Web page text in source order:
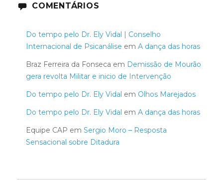
COMENTÁRIOS
Do tempo pelo Dr. Ely Vidal | Conselho
Internacional de Psicanálise em A dança das horas
Braz Ferreira da Fonseca em Demissão de Mourão
gera revolta Militar e inicio de Intervenção
Do tempo pelo Dr. Ely Vidal em Olhos Marejados
Do tempo pelo Dr. Ely Vidal em A dança das horas
Equipe CAP em Sergio Moro – Resposta
Sensacional sobre Ditadura